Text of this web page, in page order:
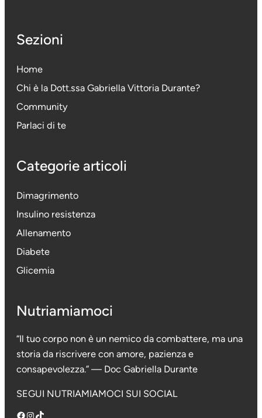
Sezioni
Home
Chi è la Dott.ssa Gabriella Vittoria Durante?
Community
Parlaci di te
Categorie articoli
Dimagrimento
Insulino resistenza
Allenamento
Diabete
Glicemia
Nutriamiamoci
“Il tuo corpo non è un nemico da combattere, ma una
storia da riscrivere con amore, pazienza e
consapevolezza.” — Doc Gabriella Durante
SEGUI NUTRIAMIAMOCI SUI SOCIAL
Facebook InstagramTikTok